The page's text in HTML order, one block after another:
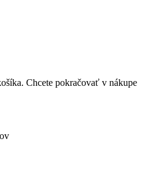
Chcete pokračovať v nákupe